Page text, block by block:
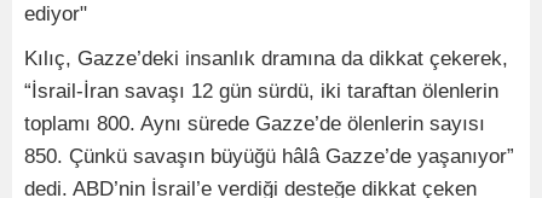
ediyor"
Kılıç, Gazze’deki insanlık dramına da dikkat çekerek,
“İsrail-İran savaşı 12 gün sürdü, iki taraftan ölenlerin
toplamı 800. Aynı sürede Gazze’de ölenlerin sayısı
850. Çünkü savaşın büyüğü hâlâ Gazze’de yaşanıyor”
dedi. ABD’nin İsrail’e verdiği desteğe dikkat çeken